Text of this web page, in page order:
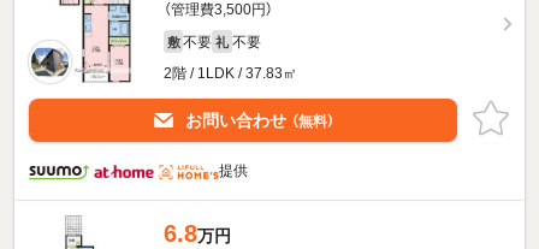
（管理費3,500円）
敷 不要 礼 不要
2階 / 1LDK / 37.83㎡
お問い合わせ （無料）
提供
6.8万円